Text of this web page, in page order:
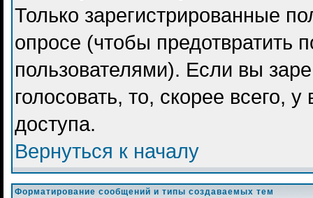
Только зарегистрированные
опросе (чтобы предотвратить
пользователями). Если вы
голосовать, то, скорее всего,
доступа.
Вернуться к началу
Форматирование сообщений и типы создаваемых тем